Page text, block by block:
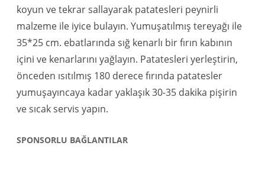
koyun ve tekrar sallayarak patatesleri peynirli
malzeme ile iyice bulayın. Yumuşatılmış tereyağı ile
35*25 cm. ebatlarında sığ kenarlı bir fırın kabının
içini ve kenarlarını yağlayın. Patatesleri yerleştirin,
önceden ısıtılmış 180 derece fırında patatesler
yumuşayıncaya kadar yaklaşık 30-35 dakika pişirin
ve sıcak servis yapın.
SPONSORLU BAĞLANTILAR